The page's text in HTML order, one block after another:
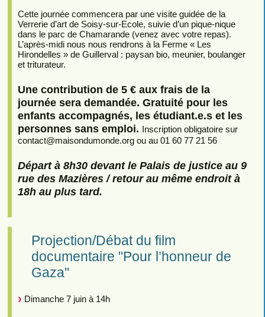
Cette journée commencera par une visite guidée de la
Verrerie d’art de Soisy-sur-Ecole, suivie d’un pique-nique
dans le parc de Chamarande (venez avec votre repas).
L’après-midi nous nous rendrons à la Ferme « Les
Hirondelles » de Guillerval : paysan bio, meunier, boulanger
et triturateur.
Une contribution de 5 € aux frais de la
journée sera demandée. Gratuité pour les
enfants accompagnés, les étudiant.e.s et les
personnes sans emploi. Inscription obligatoire sur
contact@maisondumonde.org ou au 01 60 77 21 56
Départ à 8h30 devant le Palais de justice au 9
rue des Mazières / retour au même endroit à
18h au plus tard.
Projection/Débat du film
documentaire "Pour l’honneur de
Gaza"
Dimanche 7 juin à 14h